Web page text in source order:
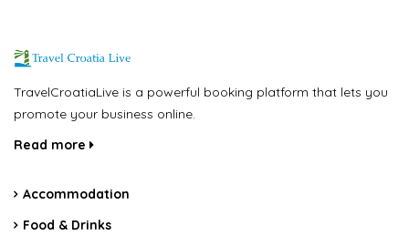
TravelCroatiaLive is a powerful booking platform that lets you
promote your business online.
Read more
Accommodation
Food & Drinks